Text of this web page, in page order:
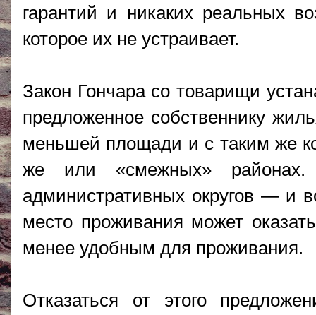
гарантий и никаких реальных
которое их не устраивает.
Закон Гончара со товарищи
предложенное собственнику
меньшей площади и с таким же
же или «смежных»
административных округов — и
место проживания может
менее удобным для проживания.
Отказаться от этого